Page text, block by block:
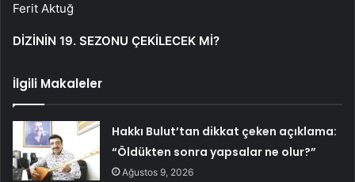
Ferit Aktuğ
DİZİNİN 19. SEZONU ÇEKİLECEK Mİ?
İlgili Makaleler
Hakkı Bulut’tan dikkat çeken açıklama:
“Öldükten sonra yapsalar ne olur?”
Ağustos 9, 2026